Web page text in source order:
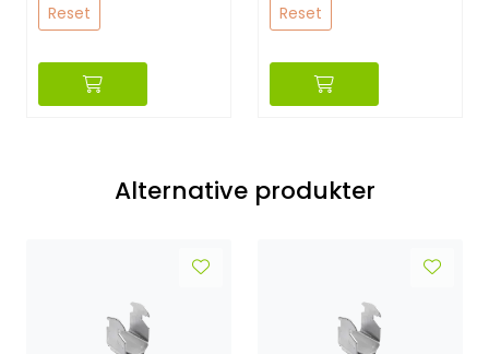
Reset
Reset
Alternative produkter